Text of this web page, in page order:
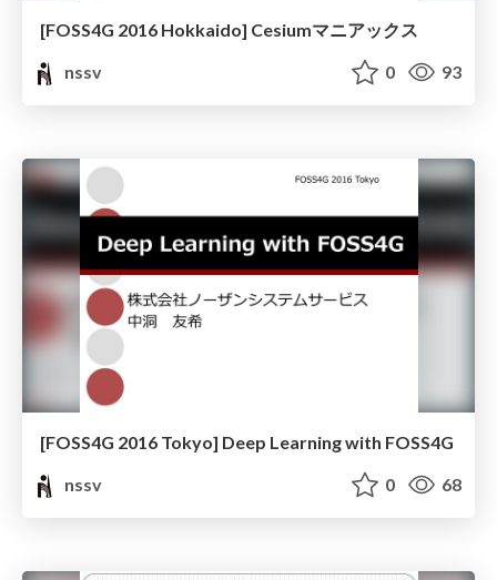
[FOSS4G 2016 Hokkaido] Cesiumマニアックス
nssv
0 93
[FOSS4G 2016 Tokyo] Deep Learning with FOSS4G
nssv
0 68